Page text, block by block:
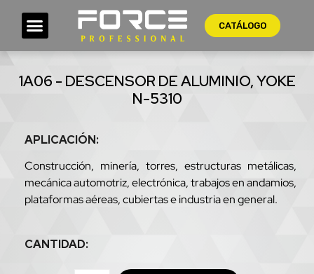
CATÁLOGO
1A06 - DESCENSOR DE ALUMINIO, YOKE
N-5310
APLICACIÓN:
Construcción, minería, torres, estructuras metálicas,
mecánica automotriz, electrónica, trabajos en andamios,
plataformas aéreas, cubiertas e industria en general.
CANTIDAD: